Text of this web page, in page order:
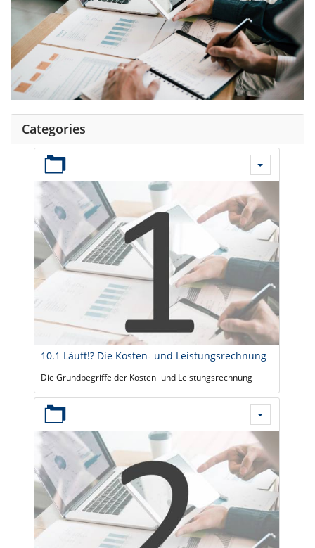
Categories
10.1 Läuft!? Die Kosten- und Leistungsrechnung
Die Grundbegriffe der Kosten- und Leistungsrechnung